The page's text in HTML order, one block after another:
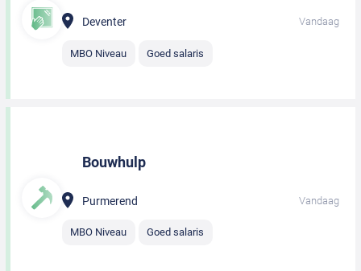
Deventer Vandaag
MBO Niveau Goed salaris
Bouwhulp
Purmerend Vandaag
MBO Niveau Goed salaris